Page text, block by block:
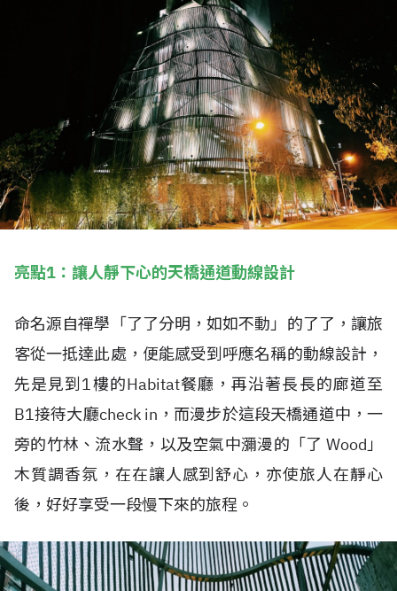
亮點1：讓人靜下心的天橋通道動線設計
命名源自禪學「了了分明，如如不動」的了了，讓旅
客從一抵達此處，便能感受到呼應名稱的動線設計，
先是見到1樓的Habitat餐廳，再沿著長長的廊道至
B1接待大廳check in，而漫步於這段天橋通道中，一
旁的竹林、流水聲，以及空氣中瀰漫的「了 Wood」
木質調香氛，在在讓人感到舒心，亦使旅人在靜心
後，好好享受一段慢下來的旅程。